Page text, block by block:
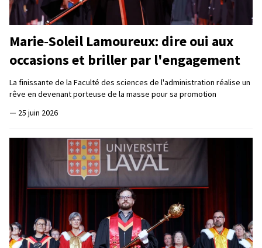
Marie‑Soleil Lamoureux: dire oui aux
occasions et briller par l'engagement
La finissante de la Faculté des sciences de l'administration réalise un
rêve en devenant porteuse de la masse pour sa promotion
— 25 juin 2026